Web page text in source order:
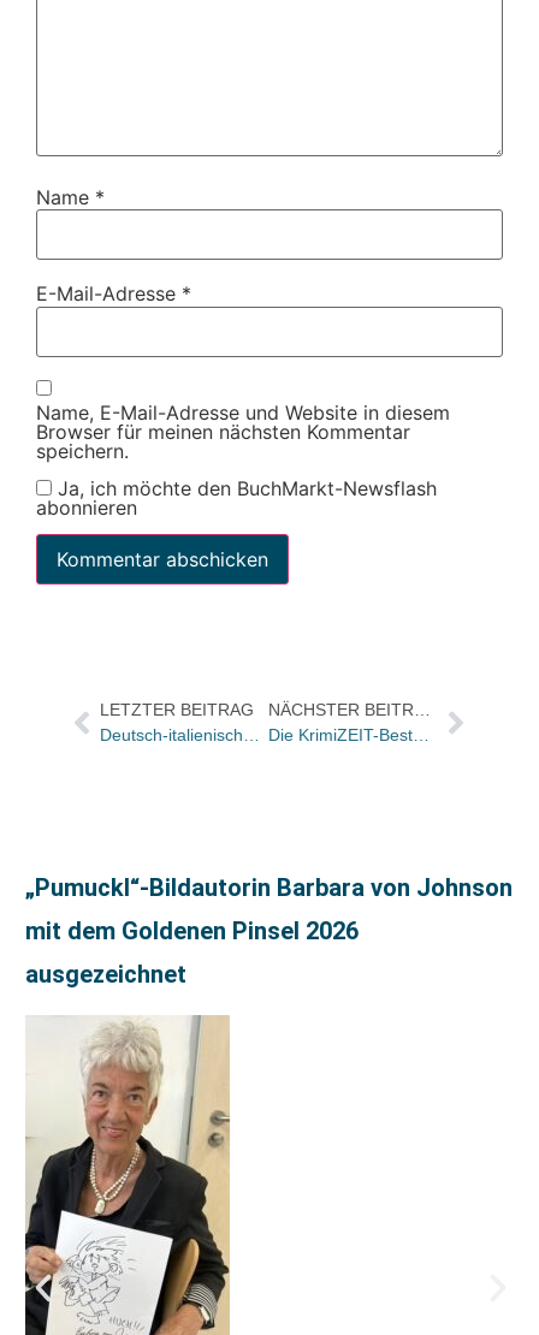
Name *
E-Mail-Adresse *
Name, E-Mail-Adresse und Website in diesem
Browser für meinen nächsten Kommentar
speichern.
Ja, ich möchte den BuchMarkt-Newsflash
abonnieren
LETZTER BEITRAG
Deutsch-italienischer Übersetzerpreis geht postum an Hartmut Köhler
NÄCHSTER BEITRAG
Die KrimiZEIT-Bestenliste Mai hier zum Ausdrucken
„Pumuckl“-Bildautorin Barbara von Johnson
mit dem Goldenen Pinsel 2026
ausgezeichnet